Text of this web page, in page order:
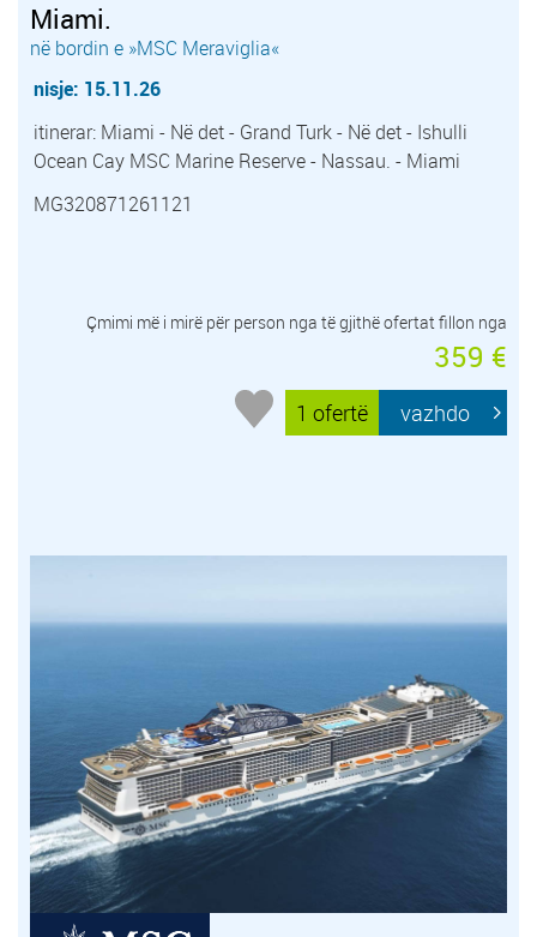
Miami.
në bordin e »MSC Meraviglia«
nisje: 15.11.26
itinerar: Miami - Në det - Grand Turk - Në det - Ishulli
Ocean Cay MSC Marine Reserve - Nassau. - Miami
MG320871261121
Çmimi më i mirë për person nga të gjithë ofertat fillon nga
359 €
1 ofertë vazhdo